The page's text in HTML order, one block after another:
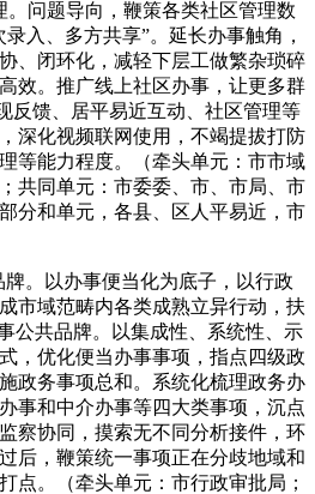
问题导向，鞭策各类社区管理数
入、多方共享”。延长办事触角，
、闭环化，减轻下层工做繁杂琐碎
效。推广线上社区办事，让更多群
反馈、居平易近互动、社区管理等
深化视频联网使用，不竭提拔打防
等能力程度。（牵头单元：市市域
共同单元：市委委、市、市局、市
分和单元，各县、区人平易近，市
。以办事便当化为底子，以行政
市域范畴内各类成熟立异行动，扶
公共品牌。以集成性、系统性、示
，优化便当办事事项，指点四级政
政务事项总和。系统化梳理政务办
事和中介办事等四大类事项，沉点
察协同，摸索无不同分析接件，环
后，鞭策统一事项正在分歧地域和
点。（牵头单元：市行政审批局；